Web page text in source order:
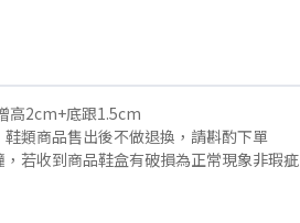
高2cm+底跟1.5cm
類商品售出後不做退換，請斟酌下單
若收到商品鞋盒有破損為正常現象非瑕疵